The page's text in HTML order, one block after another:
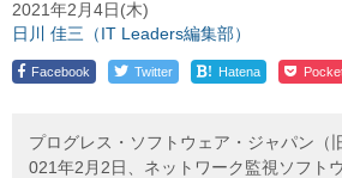
2021年2月4日(木)
日川 佳三（IT Leaders編集部）
Facebook Twitter ! Hatena
プログレス・ソフトウェア・ジャパン（
021年2月2日、ネットワーク監視ソフト